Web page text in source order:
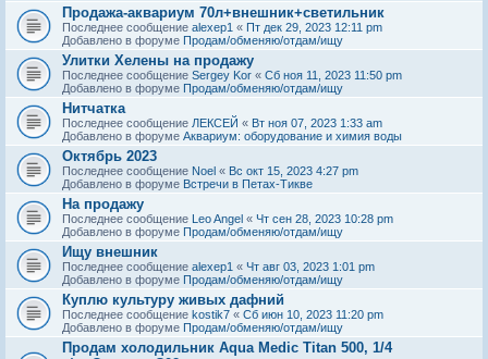
Продажа-аквариум 70л+внешник+светильник
Последнее сообщение alexep1 « Пт дек 29, 2023 12:11 pm
Добавлено в форуме Продам/обменяю/отдам/ищу
Улитки Хелены на продажу
Последнее сообщение Sergey Kor « Сб ноя 11, 2023 11:50 pm
Добавлено в форуме Продам/обменяю/отдам/ищу
Нитчатка
Последнее сообщение ЛЕКСЕЙ « Вт ноя 07, 2023 1:33 am
Добавлено в форуме Аквариум: оборудование и химия воды
Октябрь 2023
Последнее сообщение Noel « Вс окт 15, 2023 4:27 pm
Добавлено в форуме Встречи в Петах-Тикве
На продажу
Последнее сообщение Leo Angel « Чт сен 28, 2023 10:28 pm
Добавлено в форуме Продам/обменяю/отдам/ищу
Ищу внешник
Последнее сообщение alexep1 « Чт авг 03, 2023 1:01 pm
Добавлено в форуме Продам/обменяю/отдам/ищу
Куплю культуру живых дафний
Последнее сообщение kostik7 « Сб июн 10, 2023 11:20 pm
Добавлено в форуме Продам/обменяю/отдам/ищу
Продам холодильник Aqua Medic Titan 500, 1/4